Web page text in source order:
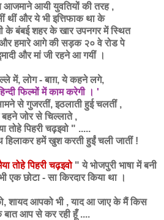
आजमाने आयी युवतियों की तरह ,
थीं और ये भी इत्तिफाक था के
के बंबई शहर के खार उपनगर में स्थित
हमारे आगे की सड़क २० वे रोड पे
और मां जी रहने आ गयीं ।
में, लोग - बाग़, ये कहने लगे,
फिल्मों में काम करेगी । '
से गुजरतीं, इठलाती हुई चलतीं ,
जोर से चिल्लाते ,
तोहे पिहरी चढ़इवो " .....
हिलाकर हमें खुश करती हुईं चली जातीं !
तोहे पिहरी चढ़इवो" ये भोजपुरी भाषा में बनी
एक छोटा - सा किरदार किया था ।
शायद आपको भी , याद आ जाए के मैं किस
बात आप से कर रही हूँ ....